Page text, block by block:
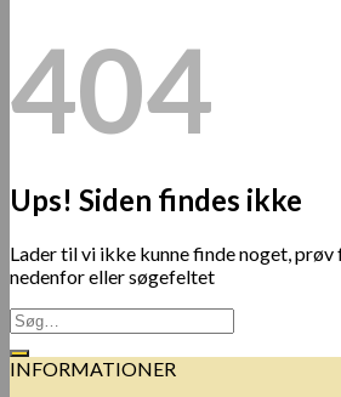
404
Ups! Siden findes ikke
Lader til vi ikke kunne finde noget, prøv
nedenfor eller søgefeltet
INFORMATIONER